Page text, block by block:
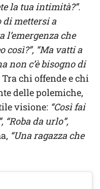
la tua intimità?”.
di mettersi a
l’emergenza che
così?”, “Ma vatti a
non c’è bisogno di
Tra chi offende e chi
delle polemiche,
visione: “Così fai
da urlo”,
“Una ragazza che